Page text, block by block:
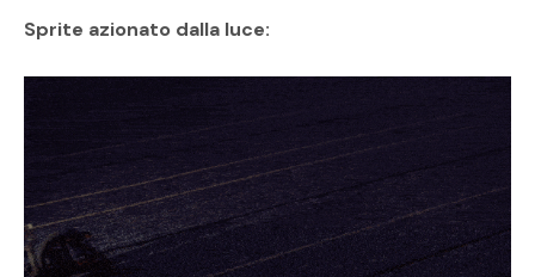
Sprite azionato dalla luce: